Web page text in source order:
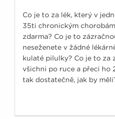
Co je to za lék, který v
35ti chronickým
zdarma? Co je to
neseženete v žádné
kulaté pilulky? Co je to za
všichni po ruce a přeci ho
tak dostatečně, jak by